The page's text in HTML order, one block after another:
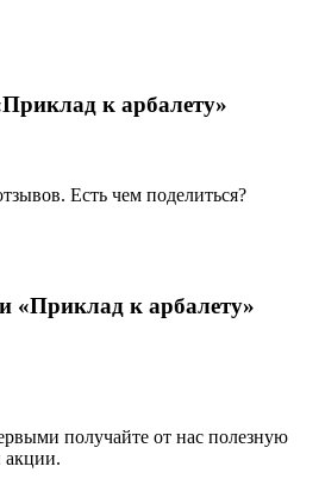
к арбалету»
Есть чем поделиться?
«Приклад к арбалету»
получайте от нас полезную